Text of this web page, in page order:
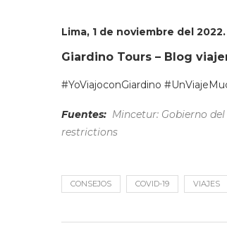
Lima, 1 de noviembre del 2022.
Giardino Tours – Blog
#YoViajoconGiardino
Fuentes: Mincetur: Gobierno
restrictions
CONSEJOS COVID-19 VIAJES